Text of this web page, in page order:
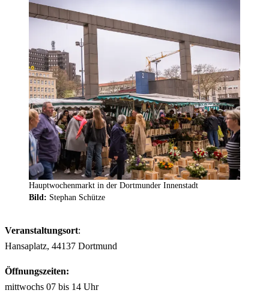
Hauptwochenmarkt in der Dortmunder Innenstadt
Bild: Stephan Schütze
Veranstaltungsort:
Hansaplatz, 44137 Dortmund
Öffnungszeiten:
mittwochs 07 bis 14 Uhr